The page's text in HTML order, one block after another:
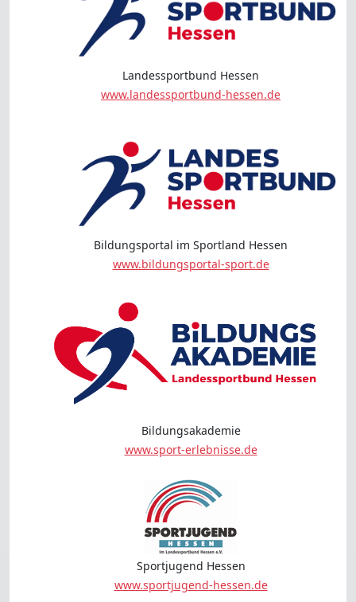
Landessportbund Hessen
www.landessportbund-hessen.de
Bildungsportal im Sportland Hessen
www.bildungsportal-sport.de
Bildungsakademie
www.sport-erlebnisse.de
Sportjugend Hessen
www.sportjugend-hessen.de